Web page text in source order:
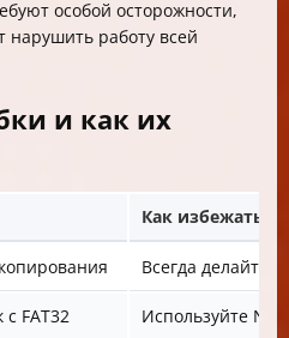
особой осторожности,
нарушить работу всей
и как их
Как избежать
Всегда делайте
FAT32 Используйте